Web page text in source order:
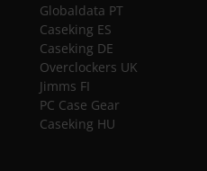
Globaldata PT
Caseking ES
Caseking DE
Overclockers UK
Jimms FI
PC Case Gear
Caseking HU